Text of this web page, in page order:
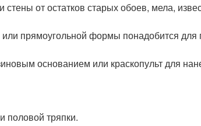
от остатков старых обоев, мела,
прямоугольной формы понадобится для
основанием или краскопульт для
половой тряпки.